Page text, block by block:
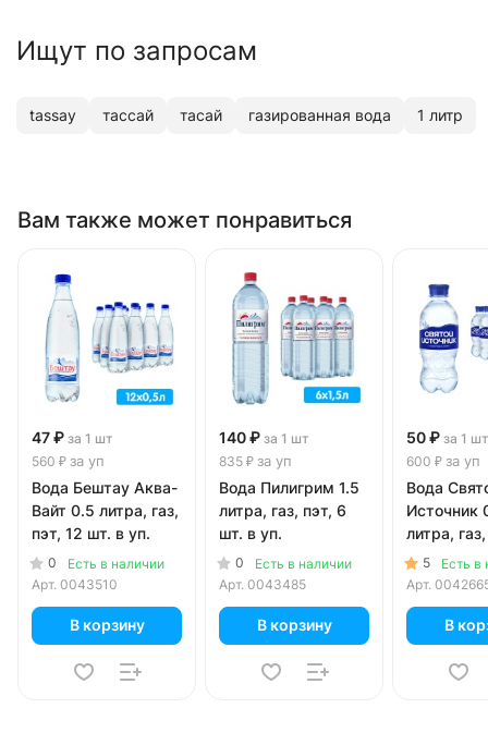
Ищут по запросам
tassay тассай тасай газированная вода 1 литр
Вам также может понравиться
47 ₽ за 1 шт
560 ₽ за уп
Вода Бештау Аква-
Вайт 0.5 литра, газ,
пэт, 12 шт. в уп.
0
Есть в наличии
Арт. 0043510
В корзину
140 ₽ за 1 шт
835 ₽ за уп
Вода Пилигрим 1.5
литра, газ, пэт, 6
шт. в уп.
0
Есть в наличии
Арт. 0043485
В корзину
50 ₽ за 1 шт
600 ₽ за уп
Вода
Источник
литра,
шт. в уп.
5
Есть в
Арт.
В